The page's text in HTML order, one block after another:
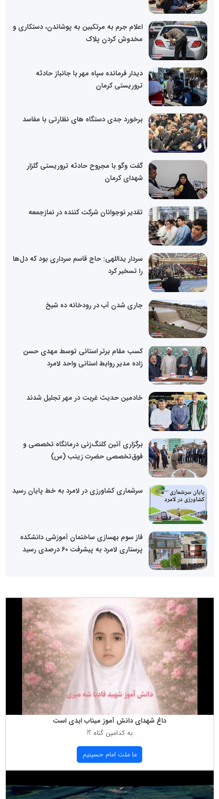
اعلام جرم به مرتکبین به پوشاندن، دستکاری و
مخدوش کردن پلاک
دیدار فرمانده سپاه مهر با جانباز حادثه
تروریستی کرمان
برخورد جدی دستگاه های نظارتی با مفاسد
گفت وگو با مجروح حادثه تروریستی گلزار
شهدای کرمان
تقدیر نوجوانان شرکت کننده در نمازجمعه
سردار یداللهی: حاج قاسم سرداری بود که دل‌ها
را تسخیر کرد
جاری شدن آب در رودخانه ده شیخ
کسب مقام برتر استانی توسط مهدی حسن
زاده مدیر روابط استانی واحد لامرد
خادمین حدیث غربت در مهر تجلیل شدند
برگزاری آئین کلنگ‌زنی درمانگاه تخصصی و
فوق‌تخصصی حضرت زینب (س)
سرشماری کشاورزی در لامرد به خط پایان رسید
فاز سوم بهسازی ساختمان آموزشی دانشکده
پرستاری لامرد به پیشرفت 60 درصدی رسید
داغ شهدای دانش آموز میناب ابدی است
به كدامین گناه ؟!
ما ملت امام حسینیم